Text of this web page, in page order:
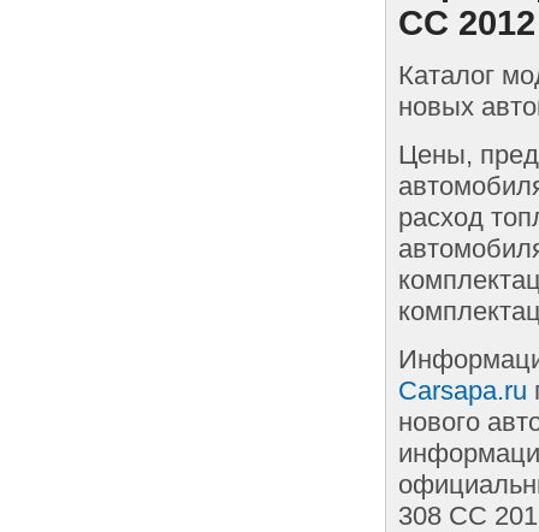
CC 2012
Каталог
новых
Цены,
расход
Carsapa.ru
нового
308 СС